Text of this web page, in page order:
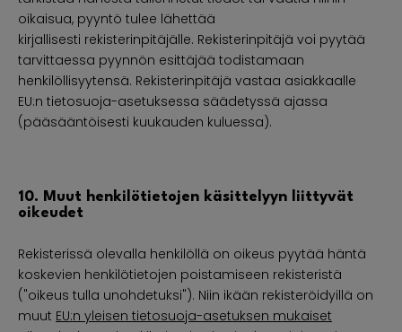
oikaisua, pyyntö tulee lähettää
kirjallisesti rekisterinpitäjälle. Rekisterinpitäjä voi pyytää
tarvittaessa pyynnön esittäjää todistamaan
henkilöllisyytensä. Rekisterinpitäjä vastaa asiakkaalle
EU:n tietosuoja-asetuksessa säädetyssä ajassa
(pääsääntöisesti kuukauden kuluessa).
10. Muut henkilötietojen käsittelyyn liittyvät
oikeudet
Rekisterissä olevalla henkilöllä on oikeus pyytää häntä
koskevien henkilötietojen poistamiseen rekisteristä
("oikeus tulla unohdetuksi"). Niin ikään rekisteröidyillä on
muut EU:n yleisen tietosuoja-asetuksen mukaiset